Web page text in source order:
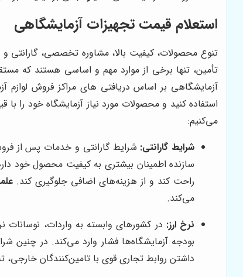
استعلام قیمت تجهیزات آزمایشگاهی
تنوع محصولات، کیفیت بالا، مشاوره تخصصی،
تأمین، تنها برخی از موارد مهم و اساسی هستند که
آزمایشگاهی بر اساس دریافتی های مراکز فروش
استفاده کنید و محصولات مورد نیاز آزمایشگاه خود را
می‌کنیم:
شرایط گارانتی: شرایط گارانتی و خدمات پس از
سازنده اطمینان بیشتری به کیفیت محصول خود
راحت کند و از هزینه‌های اضافی جلوگیری کند.
می‌کند.
نرخ ارز: در کشورهای وابسته به واردات،
بودجه آزمایشگاه‌ها فشار وارد می‌کند. در چنین
داشتن روابط تجاری قوی با تامین‌کنندگان خارجی،